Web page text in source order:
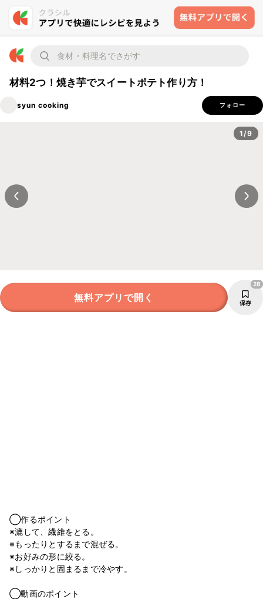
材料2つ！焼き芋でスイートポテト作り方！
syun cooking フォロー
1/9
無料アプリで開く 保存
28
◯作るポイント
※漉して、繊維をとる。
※もったりとするまで混ぜる。
※お好みの形に絞る。
※しっかりと固まるまで冷やす。
◯動画のポイント